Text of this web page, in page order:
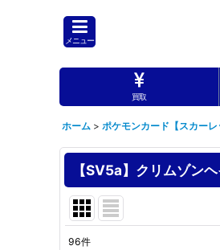
メニュー
買取
ホーム > ポケモンカード【スカーレ
【SV5a】クリムゾン
96件